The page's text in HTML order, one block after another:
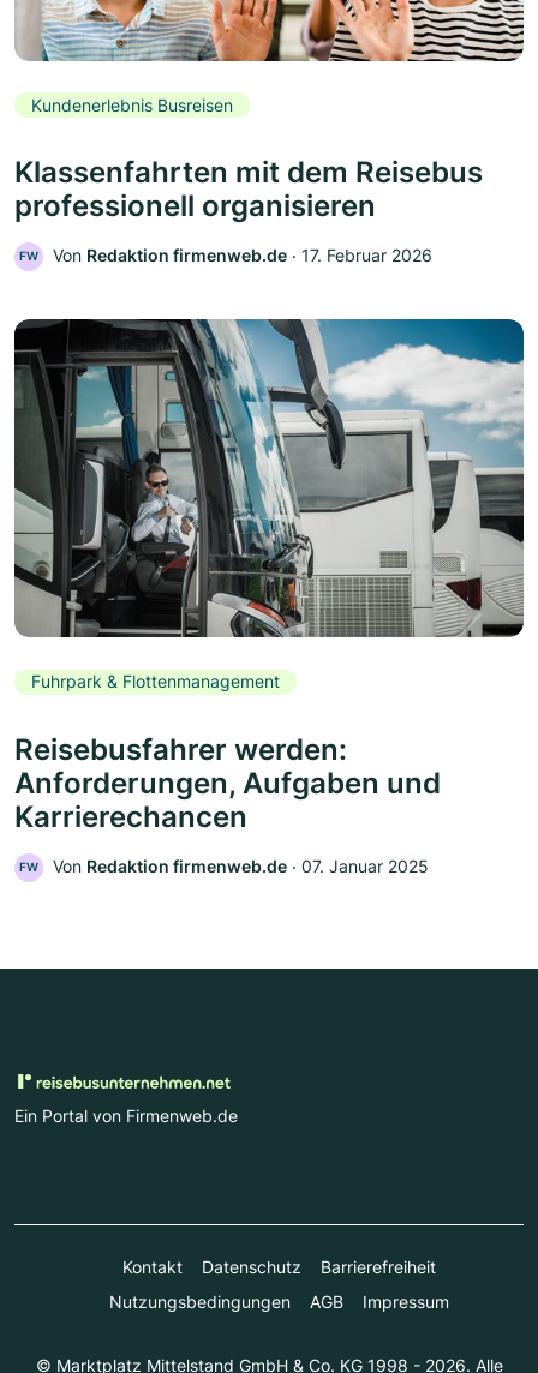
Kundenerlebnis Busreisen
Klassenfahrten mit dem Reisebus
professionell organisieren
FW Von Redaktion firmenweb.de ‧ 17. Februar 2026
Fuhrpark & Flottenmanagement
Reisebusfahrer werden:
Anforderungen, Aufgaben und
Karrierechancen
FW Von Redaktion firmenweb.de ‧ 07. Januar 2025
Ein Portal von Firmenweb.de
Kontakt Datenschutz
Barrierefreiheit
Nutzungsbedingungen
AGB Impressum
© Marktplatz Mittelstand GmbH & Co. KG 1998 - 2026. Alle